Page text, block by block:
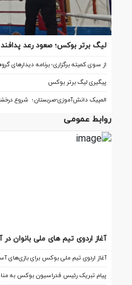
لیگ برتر بوکس؛ صعود رعد
از سوی کمیته برگزاری؛ برنامه دیدارهای
پیگیری لیگ برتر بوکس
المپیک دانش‌آموزی-صربستان؛ شروع
روابط عمومی
آغاز اردوی تیم‌ های ملی بانوان
آغاز اردوی تیم ملی بوکس برای بازی‌های آسیایی ناگویا؛
پیام تبریک رئیس فدراسیون بوکس به